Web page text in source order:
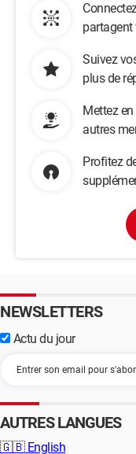
partagent
Suivez
plus de
Mettez
autres
Profitez
NEWSLETTERS
Actu du jour
AUTRES LANGUES
🇬🇧 English